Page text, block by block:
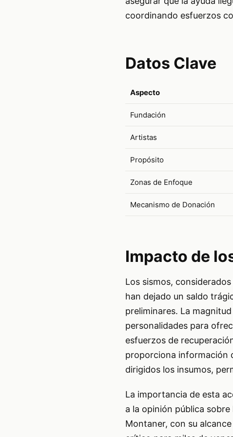
coordinando esfuerzos
Datos Clave
Aspecto
Fundación
Artistas
Propósito
Zonas de Enfoque
Mecanismo de Donación
Impacto de
Los sismos,
han dejado un saldo
preliminares. La
personalidades para
esfuerzos de
proporciona información
dirigidos los insumos,
La importancia de esta
a la opinión pública
Montaner, con su